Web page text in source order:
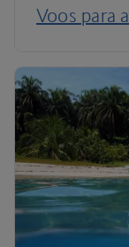
Voos para